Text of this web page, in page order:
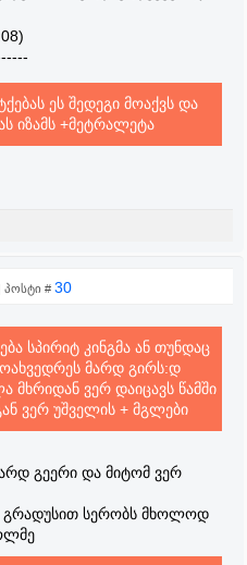
ეს შედეგი მოაქვს და
იზამს +მეტრალეტა
პოსტი # 30
სპირიტ კინგმა ან თუნდაც
მარდ გირს:დ
მხრიდან ვერ დაიცავს წამში
ვერ უშველის + მგლები
გეერი და მიტომ ვერ
გრადუსით სერობს მხოლოდ